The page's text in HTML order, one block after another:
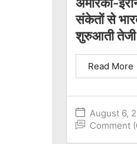
संकेतों से
शुरुआती तेजी
August 6,
Comment
Read More